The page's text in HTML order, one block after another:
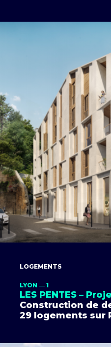
LOGEMENTS
LYON ― 1
LES PENTES –
Construction de
29 logements sur